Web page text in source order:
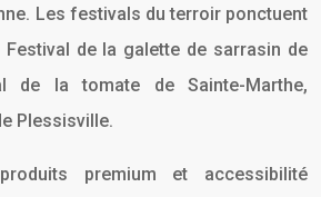
Les festivals du terroir ponctuent
Festival de la galette de sarrasin de
de la tomate de Sainte-Marthe,
Plessisville.
premium et accessibilité